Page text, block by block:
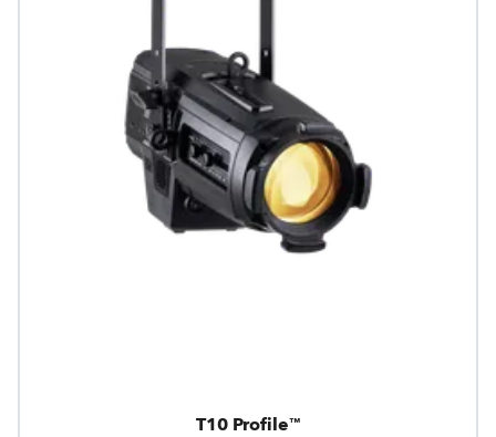
T10 Profile™